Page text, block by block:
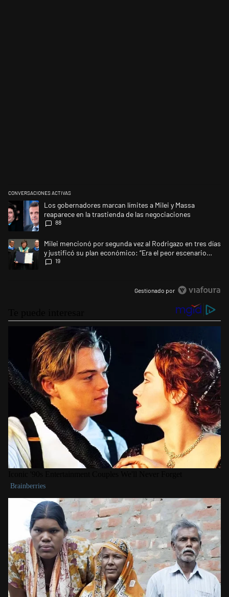
CONVERSACIONES ACTIVAS
Este listado muestra los artículos con más comentarios en los últimos
Un artículo de tendencia con el título "Los gobernadores marcan
Los gobernadores marcan límites a Milei y Massa
reaparece en la trastienda de las negociaciones
88
Un artículo de tendencia con el título "Milei mencionó por segunda
Milei mencionó por segunda vez al Rodrigazo en tres días
y justificó su plan económico: “Era el peor escenario
posible”
19
Gestionado por